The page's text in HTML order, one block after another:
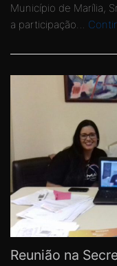
Município de Marília,
a participação…
Reunião na